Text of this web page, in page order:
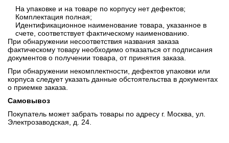
На упаковке и на товаре по корпусу нет дефектов;
Комплектация полная;
Идентификационное наименование товара, указанное в
счете, соответствует фактическому наименованию.
При обнаружении несоответствия названия заказа
фактическому товару необходимо отказаться от подписания
документов о получении товара, от принятия заказа.
При обнаружении некомплектности, дефектов упаковки или
корпуса следует указать данные обстоятельства в документах
о приемке заказа.
Самовывоз
Покупатель может забрать товары по адресу г. Москва, ул.
Электрозаводская, д. 24.